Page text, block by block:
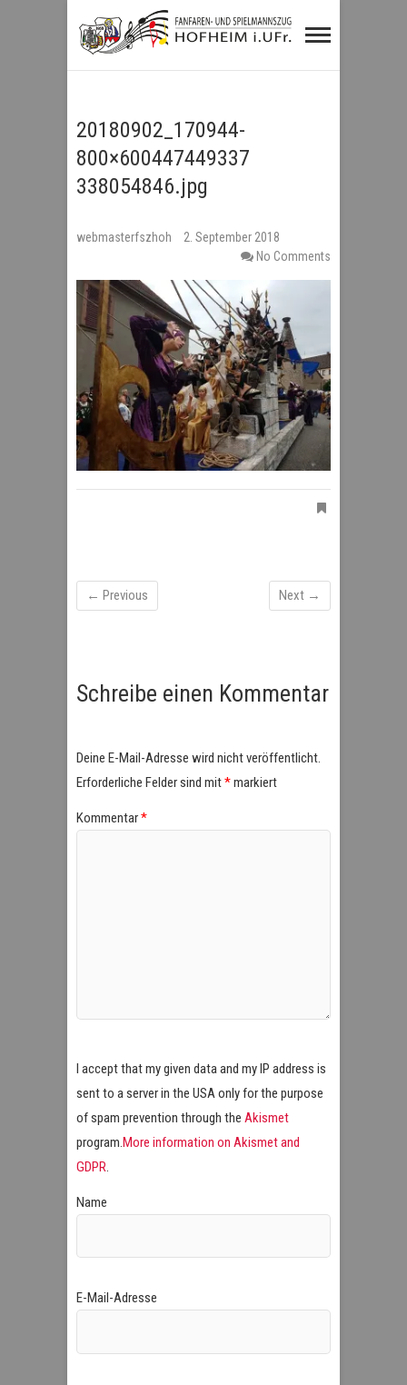
Fanfaren- und
Spielmannszug
20180902_170944-
800×600447449337
338054846.jpg
webmasterfszhoh
2. September 2018
No Comments
← Previous Next →
Schreibe einen Kommentar
Deine E-Mail-Adresse wird nicht veröffentlicht.
Erforderliche Felder sind mit*markiert
Kommentar*
I accept that my given data and my IP address is
sent to a server in the USA only for the purpose
of spam prevention through the Akismet
program.More information on Akismet and
GDPR.
Name
E-Mail-Adresse